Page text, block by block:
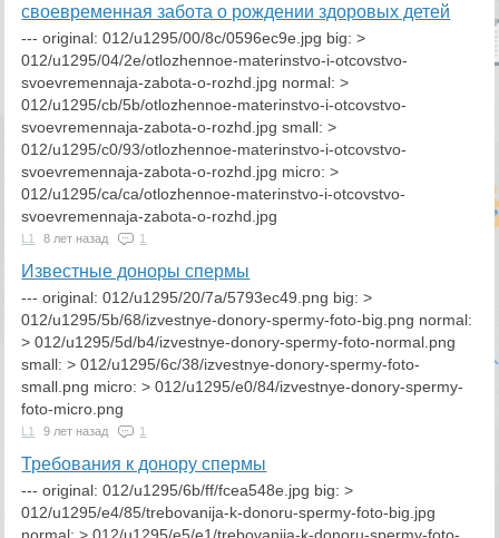
своевременная забота о рождении здоровых детей
--- original: 012/u1295/00/8c/0596ec9e.jpg big: >
012/u1295/04/2e/otlozhennoe-materinstvo-i-otcovstvo-
svoevremennaja-zabota-o-rozhd.jpg normal: >
012/u1295/cb/5b/otlozhennoe-materinstvo-i-otcovstvo-
svoevremennaja-zabota-o-rozhd.jpg small: >
012/u1295/c0/93/otlozhennoe-materinstvo-i-otcovstvo-
svoevremennaja-zabota-o-rozhd.jpg micro: >
012/u1295/ca/ca/otlozhennoe-materinstvo-i-otcovstvo-
svoevremennaja-zabota-o-rozhd.jpg
L1 8 лет назад 1
Известные доноры спермы
--- original: 012/u1295/20/7a/5793ec49.png big: >
012/u1295/5b/68/izvestnye-donory-spermy-foto-big.png normal:
> 012/u1295/5d/b4/izvestnye-donory-spermy-foto-normal.png
small: > 012/u1295/6c/38/izvestnye-donory-spermy-foto-
small.png micro: > 012/u1295/e0/84/izvestnye-donory-spermy-
foto-micro.png
L1 9 лет назад 1
Требования к донору спермы
--- original: 012/u1295/6b/ff/fcea548e.jpg big: >
012/u1295/e4/85/trebovanija-k-donoru-spermy-foto-big.jpg
normal: > 012/u1295/e5/e1/trebovanija-k-donoru-spermy-foto-